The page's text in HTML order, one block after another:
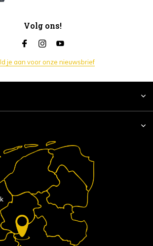
Volg ons!
je aan voor onze nieuwsbrief